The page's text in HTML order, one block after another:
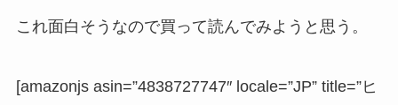
これ面白そうなので買って読んでみようと思う。
[amazonjs asin=”4838727747″ locale=”JP” title=”ヒ